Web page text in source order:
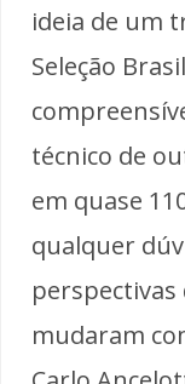
ideia de um
Seleção
técnico de
em quase
qualquer
mudaram